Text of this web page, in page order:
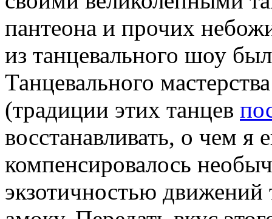
пантеона и прочих
из танцевального шоу
Танцевального
(традиции этих танцев
восстанавливать, о чем
компенсировалось
экзотичностью